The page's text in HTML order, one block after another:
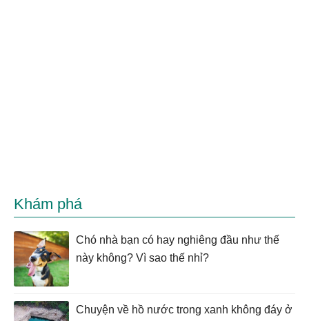
Khám phá
Chó nhà bạn có hay nghiêng đầu như thế
này không? Vì sao thế nhỉ?
Chuyện về hồ nước trong xanh không đáy ở